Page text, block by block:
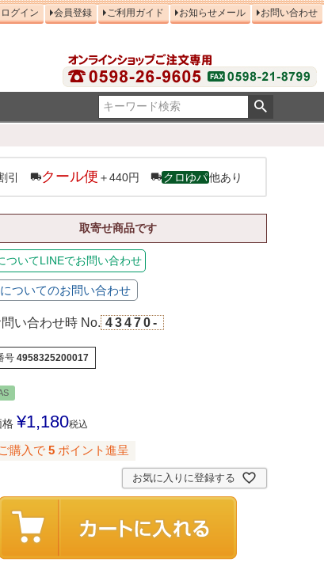
ログイン 会員登録 ご利用ガイド お知らせメール お問い合わせ
引 クール便 ＋440円 クロゆパ他あり
取寄せ商品です
ついてLINEでお問い合わせ
ついてのお問い合わせ
い合わせ時 No. 43470-
号 4958325200017
格 ¥1,180税込
ご購入で 5 ポイント進呈
お気に入りに登録する